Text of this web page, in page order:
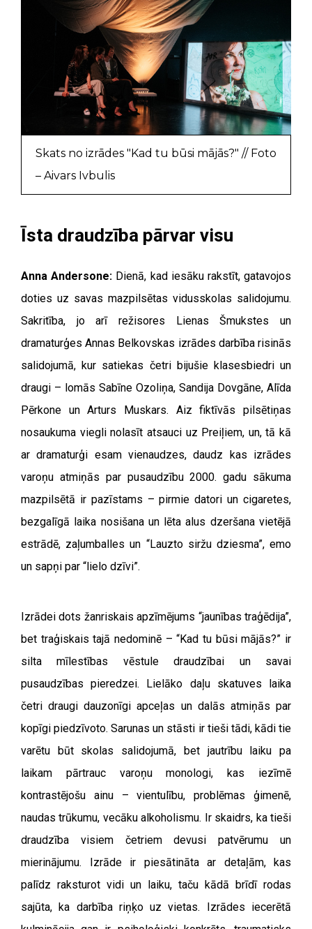
Skats no izrādes "Kad tu būsi mājās?" // Foto
– Aivars Ivbulis
Īsta draudzība pārvar visu
Anna Andersone: Dienā, kad iesāku rakstīt, gatavojos
doties uz savas mazpilsētas vidusskolas salidojumu.
Sakritība, jo arī režisores Lienas Šmukstes un
dramaturģes Annas Belkovskas izrādes darbība risinās
salidojumā, kur satiekas četri bijušie klasesbiedri un
draugi – lomās Sabīne Ozoliņa, Sandija Dovgāne, Alīda
Pērkone un Arturs Muskars. Aiz fiktīvās pilsētiņas
nosaukuma viegli nolasīt atsauci uz Preiļiem, un, tā kā
ar dramaturģi esam vienaudzes, daudz kas izrādes
varoņu atmiņās par pusaudzību 2000. gadu sākuma
mazpilsētā ir pazīstams – pirmie datori un cigaretes,
bezgalīgā laika nosišana un lēta alus dzeršana vietējā
estrādē, zaļumballes un “Lauzto siržu dziesma”, emo
un sapņi par “lielo dzīvi”.
Izrādei dots žanriskais apzīmējums “jaunības traģēdija”,
bet traģiskais tajā nedominē – “Kad tu būsi mājās?” ir
silta mīlestības vēstule draudzībai un savai
pusaudzības pieredzei. Lielāko daļu skatuves laika
četri draugi dauzonīgi apceļas un dalās atmiņās par
kopīgi piedzīvoto. Sarunas un stāsti ir tieši tādi, kādi tie
varētu būt skolas salidojumā, bet jautrību laiku pa
laikam pārtrauc varoņu monologi, kas iezīmē
kontrastējošu ainu – vientulību, problēmas ģimenē,
naudas trūkumu, vecāku alkoholismu. Ir skaidrs, ka tieši
draudzība visiem četriem devusi patvērumu un
mierinājumu. Izrāde ir piesātināta ar detaļām, kas
palīdz raksturot vidi un laiku, taču kādā brīdī rodas
sajūta, ka darbība riņķo uz vietas. Izrādes iecerētā